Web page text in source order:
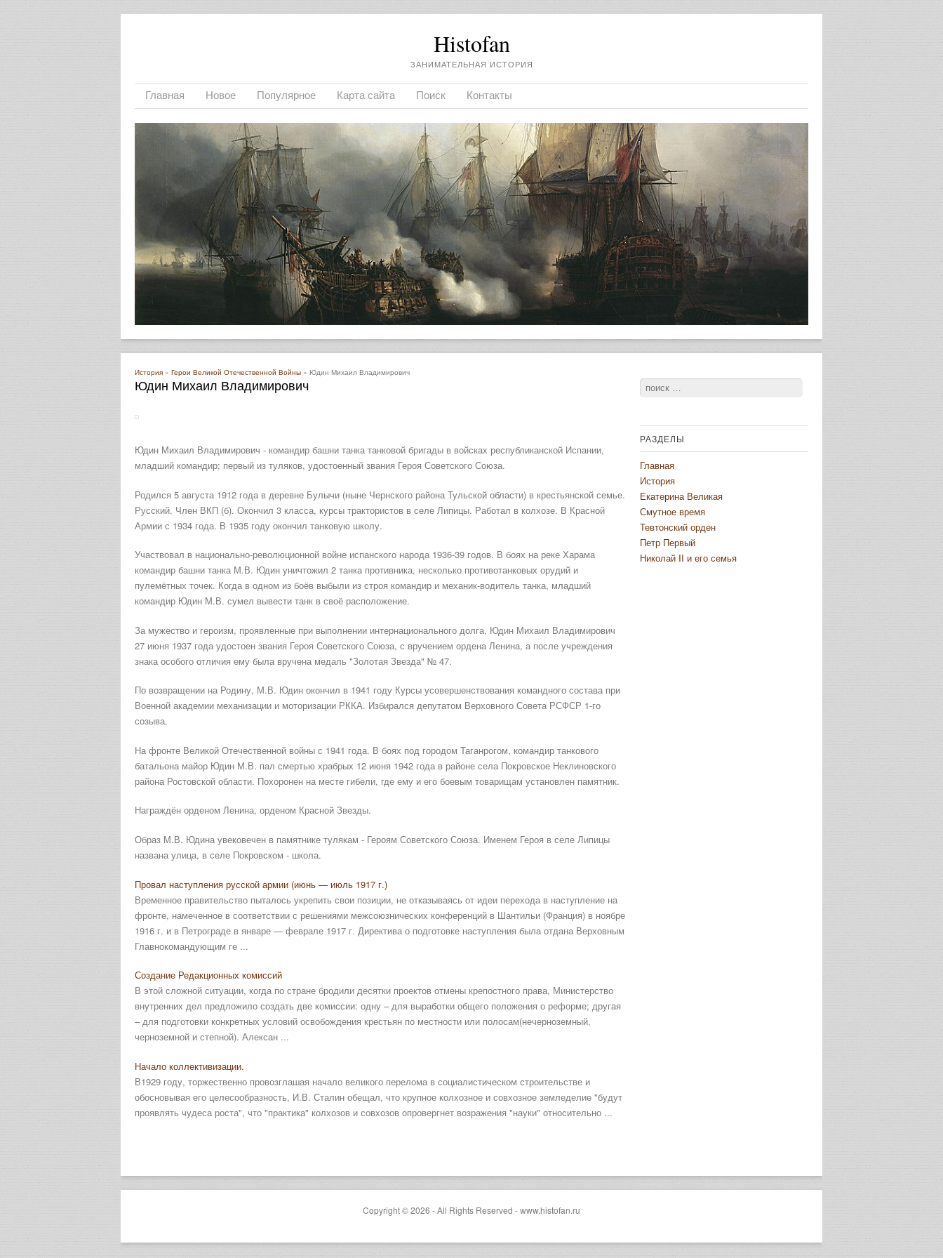
Histofan
ЗАНИМАТЕЛЬНАЯ ИСТОРИЯ
Главная Новое Популярное Карта сайта Поиск Контакты
История » Герои Великой Отечественной Войны » Юдин Михаил Владимирович
Юдин Михаил Владимирович
Юдин Михаил Владимирович - командир башни танка танковой бригады в войсках республиканской Испании,
младший командир; первый из туляков, удостоенный звания Героя Советского Союза.
Родился 5 августа 1912 года в деревне Булычи (ныне Чернского района Тульской области) в крестьянской семье.
Русский. Член ВКП (б). Окончил 3 класса, курсы трактористов в селе Липицы. Работал в колхозе. В Красной
Армии с 1934 года. В 1935 году окончил танковую школу.
Участвовал в национально-революционной войне испанского народа 1936-39 годов. В боях на реке Харама
командир башни танка М.В. Юдин уничтожил 2 танка противника, несколько противотанковых орудий и
пулемётных точек. Когда в одном из боёв выбыли из строя командир и механик-водитель танка, младший
командир Юдин М.В. сумел вывести танк в своё расположение.
За мужество и героизм, проявленные при выполнении интернационального долга, Юдин Михаил Владимирович
27 июня 1937 года удостоен звания Героя Советского Союза, с вручением ордена Ленина, а после учреждения
знака особого отличия ему была вручена медаль "Золотая Звезда" № 47.
По возвращении на Родину, М.В. Юдин окончил в 1941 году Курсы усовершенствования командного состава при
Военной академии механизации и моторизации РККА. Избирался депутатом Верховного Совета РСФСР 1-го
созыва.
На фронте Великой Отечественной войны с 1941 года. В боях под городом Таганрогом, командир танкового
батальона майор Юдин М.В. пал смертью храбрых 12 июня 1942 года в районе села Покровское Неклиновского
района Ростовской области. Похоронен на месте гибели, где ему и его боевым товарищам установлен памятник.
Награждён орденом Ленина, орденом Красной Звезды.
Образ М.В. Юдина увековечен в памятнике тулякам - Героям Советского Союза. Именем Героя в селе Липицы
названа улица, в селе Покровском - школа.
Провал наступления русской армии (июнь — июль 1917 г.)
Временное правительство пыталось укрепить свои позиции, не отказываясь от идеи перехода в наступление на
фронте, намеченное в соответствии с решениями межсоюзнических конференций в Шантильи (Франция) в ноябре
1916 г. и в Петрограде в январе — феврале 1917 г. Директива о подготовке наступления была отдана Верховным
Главнокомандующим ге ...
Создание Редакционных комиссий
В этой сложной ситуации, когда по стране бродили десятки проектов отмены крепостного права, Министерство
внутренних дел предложило создать две комиссии: одну – для выработки общего положения о реформе; другая
– для подготовки конкретных условий освобождения крестьян по местности или полосам(нечерноземный,
черноземной и степной). Алексан ...
Начало коллективизации.
В1929 году, торжественно провозглашая начало великого перелома в социалистическом строительстве и
обосновывая его целесообразность, И.В. Сталин обещал, что крупное колхозное и совхозное земледелие "будут
проявлять чудеса роста", что "практика" колхозов и совхозов опровергнет возражения "науки" относительно ...
Поиск
РАЗДЕЛЫ
Главная
История
Екатерина Великая
Смутное время
Тевтонский орден
Петр Первый
Николай II и его семья
Copyright © 2026 - All Rights Reserved - www.histofan.ru